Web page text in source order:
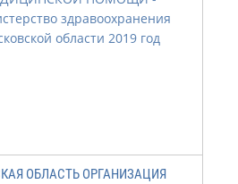
ОБЛАСТЬ ОРГАНИЗАЦИЯ